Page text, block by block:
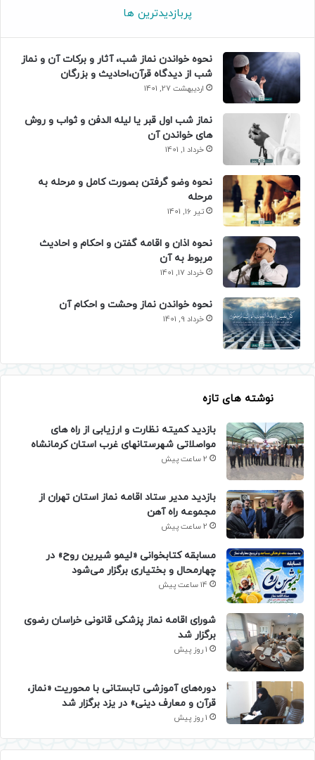
پربازدیدترین ها
نحوه خواندن نماز شب، آثار و برکات آن و نماز
شب از دیدگاه قرآن،احادیث و بزرگان
اردیبهشت 27, 1401
نماز شب اول قبر یا لیله الدفن و ثواب و روش
های خواندن آن
خرداد 1, 1401
نحوه وضو گرفتن بصورت کامل و مرحله به
مرحله
تیر 16, 1401
نحوه اذان و اقامه گفتن و احکام و احادیث
مربوط به آن
خرداد 17, 1401
نحوه خواندن نماز وحشت و احکام آن
خرداد 9, 1401
نوشته های تازه
بازدید کمیته نظارت و ارزیابی از راه های
مواصلاتی شهرستانهای غرب استان کرمانشاه
2 ساعت پیش
بازدید مدیر ستاد اقامه نماز استان تهران از
مجموعه راه آهن
2 ساعت پیش
مسابقه کتابخوانی «لیمو شیرین روح» در
چهارمحال و بختیاری برگزار می‌شود
14 ساعت پیش
شورای اقامه نماز پزشکی قانونی خراسان رضوی
برگزار شد
1 روز پیش
دوره‌های آموزشی تابستانی با محوریت «نماز،
قرآن و معارف دینی» در یزد برگزار شد
1 روز پیش